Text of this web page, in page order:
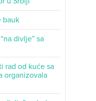
bauk
divlje” sa
rad od kuće sa
organizovala